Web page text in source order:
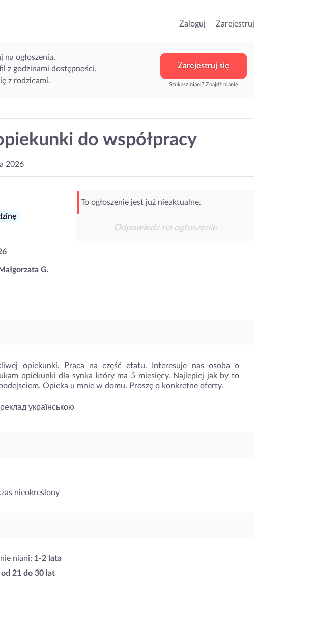
Zaloguj Zarejestruj
na ogłoszenia.
z godzinami dostępności.
z rodzicami.
Zarejestruj się
Szukasz niani? Znajdź nianię
do współpracy
2026
Małgorzata G.
To ogłoszenie jest już nieaktualne.
Odpowiedz na ogłoszenie
opiekunki. Praca na część etatu. Interesuje nas osoba o
opiekunki dla synka który ma 5 miesięcy. Najlepiej jak by to
Opieka u mnie w domu. Proszę o konkretne oferty.
українською
nieokreślony
niani: 1-2 lata
od 21 do 30 lat